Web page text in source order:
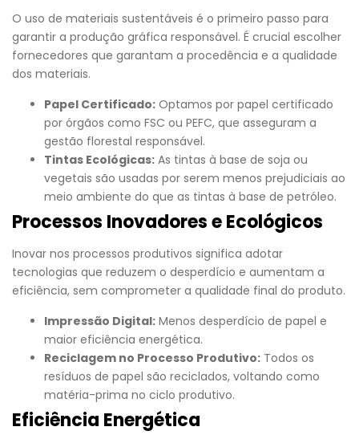
O uso de materiais sustentáveis é o primeiro passo para
garantir a produção gráfica responsável. É crucial escolher
fornecedores que garantam a procedência e a qualidade
dos materiais.
Papel Certificado: Optamos por papel certificado
por órgãos como FSC ou PEFC, que asseguram a
gestão florestal responsável.
Tintas Ecológicas: As tintas à base de soja ou
vegetais são usadas por serem menos prejudiciais ao
meio ambiente do que as tintas à base de petróleo.
Processos Inovadores e Ecológicos
Inovar nos processos produtivos significa adotar
tecnologias que reduzem o desperdício e aumentam a
eficiência, sem comprometer a qualidade final do produto.
Impressão Digital: Menos desperdício de papel e
maior eficiência energética.
Reciclagem no Processo Produtivo: Todos os
resíduos de papel são reciclados, voltando como
matéria-prima no ciclo produtivo.
Eficiência Energética